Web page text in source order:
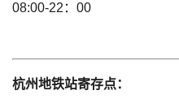
08:00-22：00
杭州地铁站寄存点：